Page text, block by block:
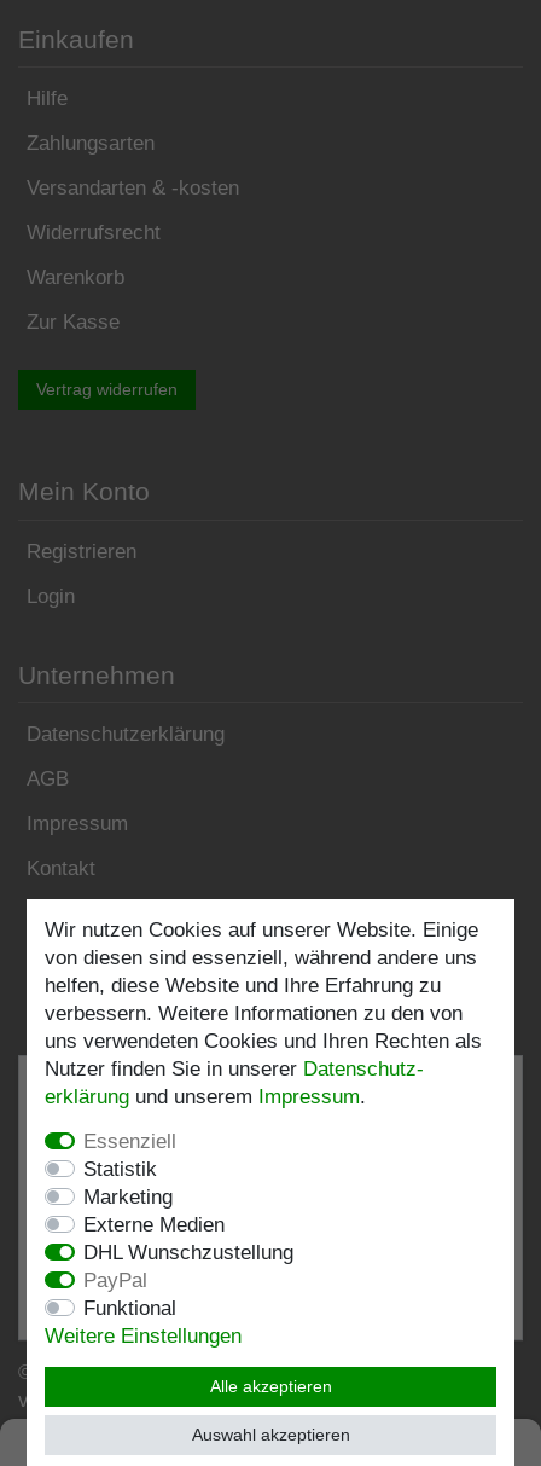
Einkaufen
Hilfe
Zahlungsarten
Versandarten & -kosten
Widerrufsrecht
Warenkorb
Zur Kasse
Vertrag widerrufen
Mein Konto
Registrieren
Login
Unternehmen
Datenschutzerklärung
AGB
Impressum
Kontakt
Folgen Sie uns:
bei: shopvote.de, Amazon
Bewertungsprofil bei SHOPVOTE.DE ansehen
Informationen zur Echtheit von Kundenbewertungen
© Copyright 2026 | Stockshop.de GmbH. Alle Rechte
vorbehalten.
Wir nutzen Cookies auf unserer Website. Einige
von diesen sind essenziell, während andere uns
helfen, diese Website und Ihre Erfahrung zu
verbessern. Weitere Informationen zu den von
uns verwendeten Cookies und Ihren Rechten als
Nutzer finden Sie in unserer Daten­schutz­
erklärung und unserem Impressum.
Essenziell
Statistik
Marketing
Externe Medien
DHL Wunschzustellung
PayPal
Funktional
Weitere Einstellungen
Alle akzeptieren
Auswahl akzeptieren
SEHR GUT